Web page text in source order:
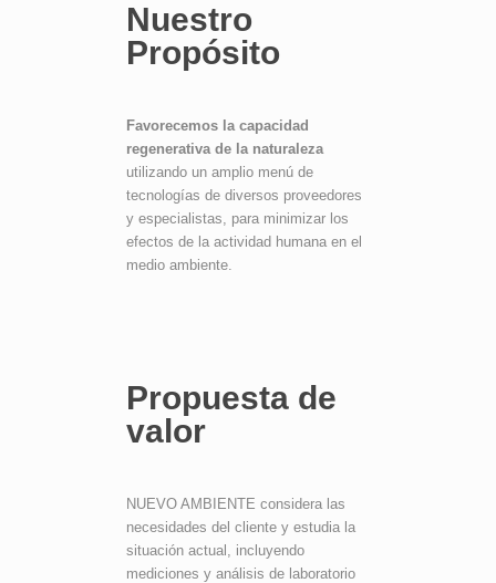
Nuestro
Propósito
Favorecemos la capacidad
regenerativa de la naturaleza
utilizando un amplio menú de
tecnologías de diversos proveedores
y especialistas, para minimizar los
efectos de la actividad humana en el
medio ambiente.
Propuesta de
valor
NUEVO AMBIENTE considera las
necesidades del cliente y estudia la
situación actual, incluyendo
mediciones y análisis de laboratorio